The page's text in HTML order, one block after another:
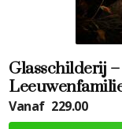
Glasschilderij
Vanaf 229.00